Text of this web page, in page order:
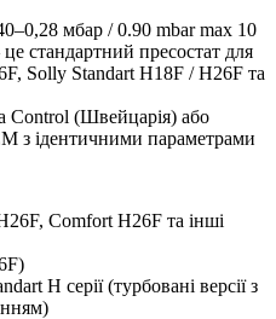
мбар / 0.90 mbar max 10
стандартний пресостат для
Solly Standart H18F / H26F та
Control (Швейцарія) або
з ідентичними параметрами
Comfort H26F та інші
H серії (турбовані версії з